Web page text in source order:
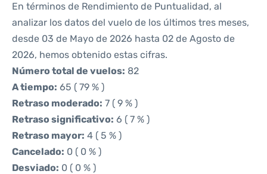
En términos de Rendimiento de Puntualidad, al
analizar los datos del vuelo de los últimos tres meses,
desde 03 de Mayo de 2026 hasta 02 de Agosto de
2026, hemos obtenido estas cifras.
Número total de vuelos: 82
A tiempo: 65 ( 79 % )
Retraso moderado: 7 ( 9 % )
Retraso significativo: 6 ( 7 % )
Retraso mayor: 4 ( 5 % )
Cancelado: 0 ( 0 % )
Desviado: 0 ( 0 % )